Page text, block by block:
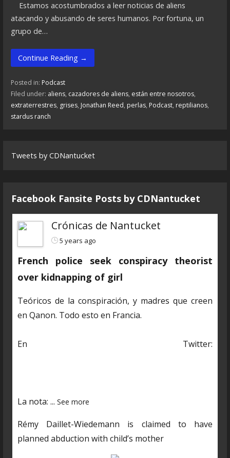
Estamos acostumbrados a leer noticias de aliens
atacando y abusando de seres humanos. Por fortuna, un
grupo de…
Continue Reading →
Posted in: Podcast
Filed under: aliens, cazadores de aliens, están entre nosotros,
extraterrestres, grises, Jonathan Reed, perlas, Podcast, reptilianos,
stardus ranch
Tweets by CDNantucket
Facebook Fansite Posts by ‎CDNantucket
Crónicas de Nantucket
5 years ago
French police seek conspiracy theorist
over kidnapping of girl
Teóricos de la conspiración, y madres que creen
en Qanon. Todo esto en Francia.
En Twitter:
La nota: ... See more
Rémy Daillet-Wiedemann is claimed to have
planned abduction with child’s mother